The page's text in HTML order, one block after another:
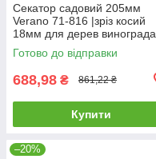
Секатор садовий 205мм
Verano 71-816 |зріз косий
18мм для дерев винограда
кущів гілок квітів
Готово до відправки
688,98 ₴ 861,22 ₴
Купити
–20%